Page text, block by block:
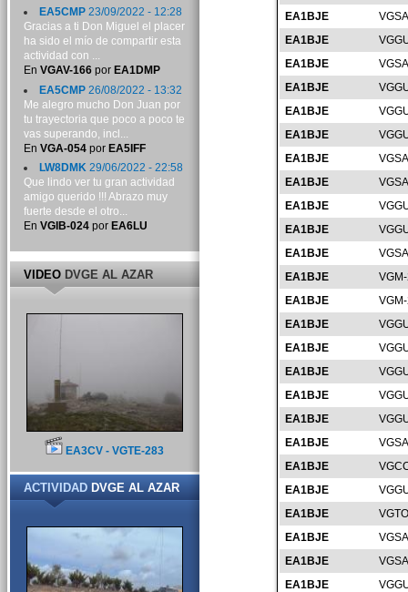
EA1BJE
EA1BJE
EA1BJE
EA1BJE
EA1BJE
EA1BJE
EA1BJE
EA1BJE
EA1BJE
EA1BJE
EA1BJE
EA1BJE
EA1BJE
EA1BJE
EA1BJE
EA1BJE
EA1BJE
EA1BJE
EA1BJE
EA1BJE
EA1BJE
EA1BJE
EA1BJE
EA1BJE
EA1BJE
EA5CMP23/09/2022 - 12:28
Gracias a ti Don Miguel el placer
ha sido el mío de compartir esta
actividad con ...
En VGAV-166por EA1DMP
EA5CMP26/08/2022 - 13:32
Me alegro mucho Don Juan por
tu trayectoria que poco a poco te
vas superando, incl...
En VGA-054por EA5IFF
LW8DMK29/06/2022 - 22:58
Que lindo ver tu gran actividad
amigo querido !!! Abrazo muy
fuerte desde el otro...
En VGIB-024por EA6LU
VIDEODVGE AL AZAR
EA3CV - VGTE-283
ACTIVIDADDVGE AL AZAR